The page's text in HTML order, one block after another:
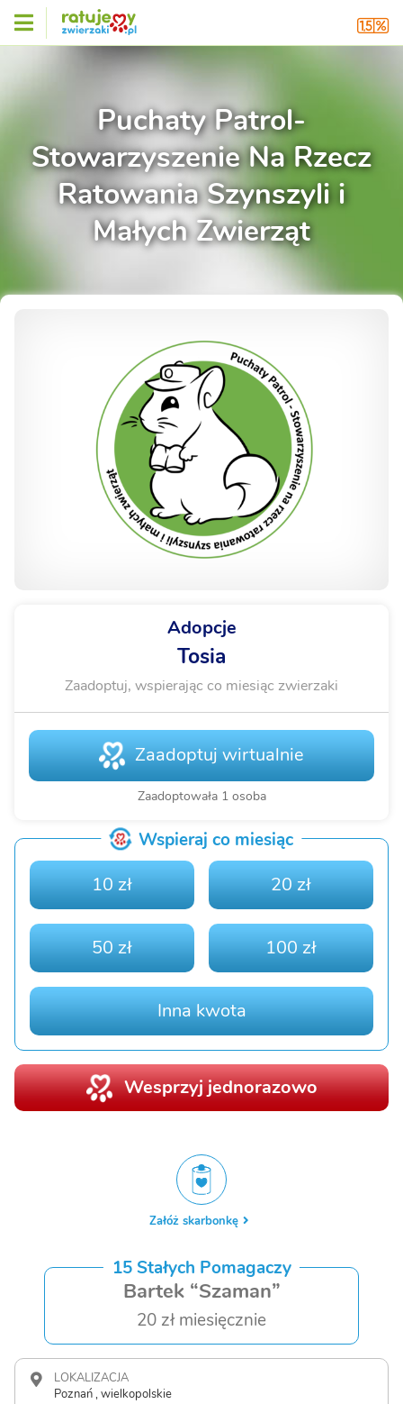
Puchaty Patrol-
Stowarzyszenie Na Rzecz
Ratowania Szynszyli i
Małych Zwierząt
Adopcje
Tosia
Zaadoptuj, wspierając co miesiąc zwierzaki
Zaadoptuj wirtualnie
Zaadoptowała 1 osoba
Wspieraj co miesiąc
10 zł 20 zł
50 zł 100 zł
Inna kwota
Wesprzyj jednorazowo
Załóż skarbonkę
15 Stałych Pomagaczy
Bartek “Szaman”
20 zł miesięcznie
LOKALIZACJA
Poznań , wielkopolskie